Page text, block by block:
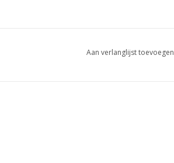
Aan verlanglijst toevoegen